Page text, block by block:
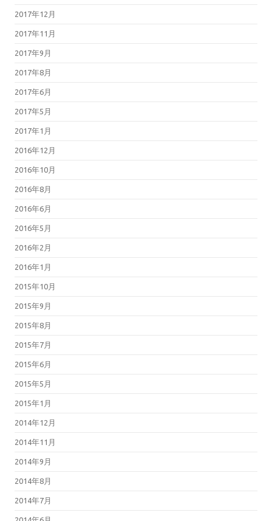
2017年12月
2017年11月
2017年9月
2017年8月
2017年6月
2017年5月
2017年1月
2016年12月
2016年10月
2016年8月
2016年6月
2016年5月
2016年2月
2016年1月
2015年10月
2015年9月
2015年8月
2015年7月
2015年6月
2015年5月
2015年1月
2014年12月
2014年11月
2014年9月
2014年8月
2014年7月